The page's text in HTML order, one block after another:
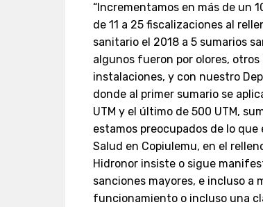
“Incrementamos en más de un
de 11 a 25 fiscalizaciones al
sanitario el 2018 a 5 sumarios
algunos fueron por olores,
instalaciones, y con nuestro
donde al primer sumario se
UTM y el último de 500 UTM,
estamos preocupados de lo que
Salud en Copiulemu, en el
Hidronor insiste o sigue
sanciones mayores, e incluso a
funcionamiento o incluso una